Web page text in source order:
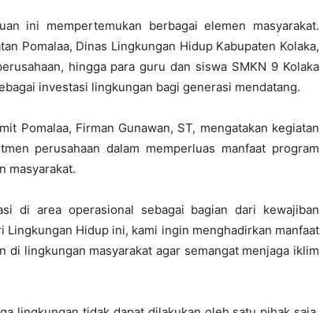
ini mempertemukan berbagai elemen masyarakat.
Pomalaa, Dinas Lingkungan Hidup Kabupaten Kolaka,
hingga para guru dan siswa SMKN 9 Kolaka
investasi lingkungan bagi generasi mendatang.
Pomalaa, Firman Gunawan, ST, mengatakan kegiatan
perusahaan dalam memperluas manfaat program
masyarakat.
di area operasional sebagai bagian dari kewajiban
Lingkungan Hidup ini, kami ingin menghadirkan manfaat
di lingkungan masyarakat agar semangat menjaga iklim